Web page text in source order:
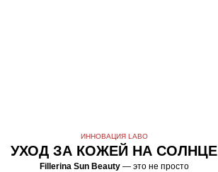
ИННОВАЦИЯ LABO
УХОД ЗА КОЖЕЙ НА СОЛНЦЕ
Fillerina Sun Beauty— это не просто